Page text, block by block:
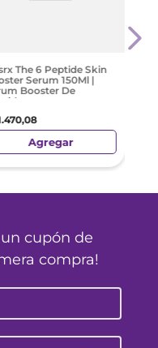
The 6 Peptide Skin
Serum 150Ml |
Booster De
.470,08
Agregar
cupón de
compra!